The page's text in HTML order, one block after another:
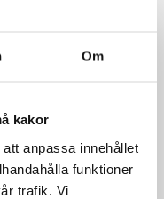
Om
kakor
anpassa innehållet
funktioner
trafik. Vi